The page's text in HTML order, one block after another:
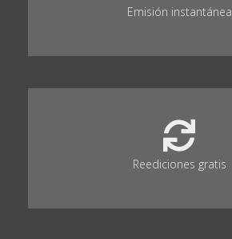
Emisión instantánea
Reediciones gratis